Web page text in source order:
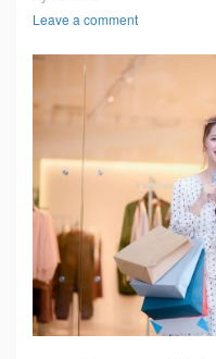
Leave a comment